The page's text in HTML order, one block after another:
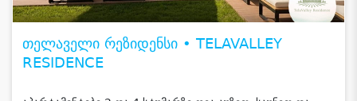
თელაველი რეზიდენსი • TELAVALLEY
RESIDENCE